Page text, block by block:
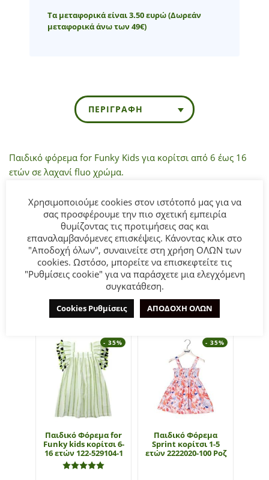
Τα μεταφορικά είναι 3.50 ευρώ(Δωρεάν
μεταφορικά άνω των 49€)
ΠΕΡΙΓΡΑΦΉ
Παιδικό φόρεμα for Funky Kids για κορίτσι από 6 έως 16
ετών σε λαχανί fluo χρώμα.
Σύνθεση:95% COTTON-5% ELASTAN.
ΣΥΜΒΟΥΛΕΣ
Πλένεται στο πλυντήριο στους 30°C.
ΣΧΕΤΙΚΆ ΠΡΟΪΌΝΤΑ
- 35%
Παιδικό Φόρεμα for
Funky kids κορίτσι 6-
16 ετών 122-529104-1
- 35%
Παιδικό Φόρεμα
Sprint κορίτσι 1-5
ετών 2222020-100 Ροζ
Χρησιμοποιούμε cookies στον ιστότοπό μας για να
σας προσφέρουμε την πιο σχετική εμπειρία
θυμίζοντας τις προτιμήσεις σας και
επαναλαμβανόμενες επισκέψεις. Κάνοντας κλικ στο
"Αποδοχή όλων", συναινείτε στη χρήση ΟΛΩΝ των
cookies. Ωστόσο, μπορείτε να επισκεφτείτε τις
"Ρυθμίσεις cookie" για να παράσχετε μια ελεγχόμενη
συγκατάθεση.
Cookies Ρυθμίσεις ΑΠΟΔΟΧΗ ΟΛΩΝ